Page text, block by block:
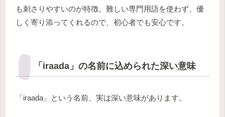
も刺さりやすいのが特徴。難しい専門用語を使わず、優
しく寄り添ってくれるので、初心者でも安心です。
「iraada」の名前に込められた深い意味
「iraada」という名前、実は深い意味があります。